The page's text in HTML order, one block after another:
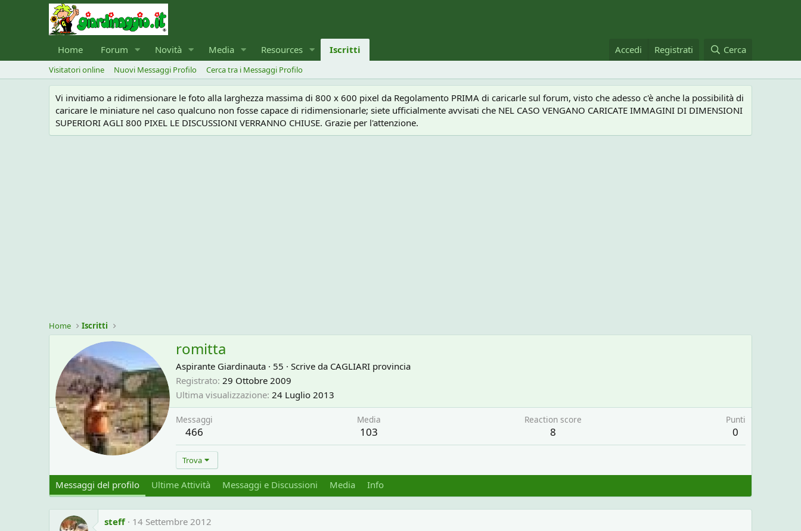
Home Forum Novità Media Resources Iscritti Accedi Registrati Cerca
Visitatori online Nuovi Messaggi Profilo Cerca tra i Messaggi Profilo
Vi invitiamo a ridimensionare le foto alla larghezza massima di 800 x 600 pixel da Regolamento PRIMA di caricarle sul forum, visto che adesso c'è anche la possibilità di
caricare le miniature nel caso qualcuno non fosse capace di ridimensionarle; siete ufficialmente avvisati che NEL CASO VENGANO CARICATE IMMAGINI DI DIMENSIONI
SUPERIORI AGLI 800 PIXEL LE DISCUSSIONI VERRANNO CHIUSE. Grazie per l'attenzione.
Home Iscritti
romitta
Aspirante Giardinauta · 55 · Scrive da CAGLIARI provincia
Registrato 29 Ottobre 2009
Ultima visualizzazione 24 Luglio 2013
Messaggi
466
Media
103
Reaction score
8
Punti
0
Trova
Messaggi del profilo Ultime Attività Messaggi e Discussioni Media Info
steff
14 Settembre 2012